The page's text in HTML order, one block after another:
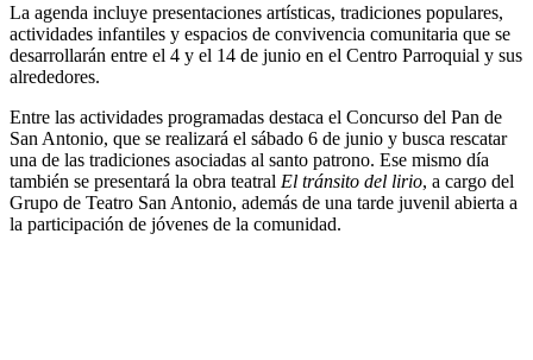
La agenda incluye presentaciones artísticas, tradiciones populares,
actividades infantiles y espacios de convivencia comunitaria que se
desarrollarán entre el 4 y el 14 de junio en el Centro Parroquial y sus
alrededores.
Entre las actividades programadas destaca el Concurso del Pan de
San Antonio, que se realizará el sábado 6 de junio y busca rescatar
una de las tradiciones asociadas al santo patrono. Ese mismo día
también se presentará la obra teatral El tránsito del lirio, a cargo del
Grupo de Teatro San Antonio, además de una tarde juvenil abierta a
la participación de jóvenes de la comunidad.